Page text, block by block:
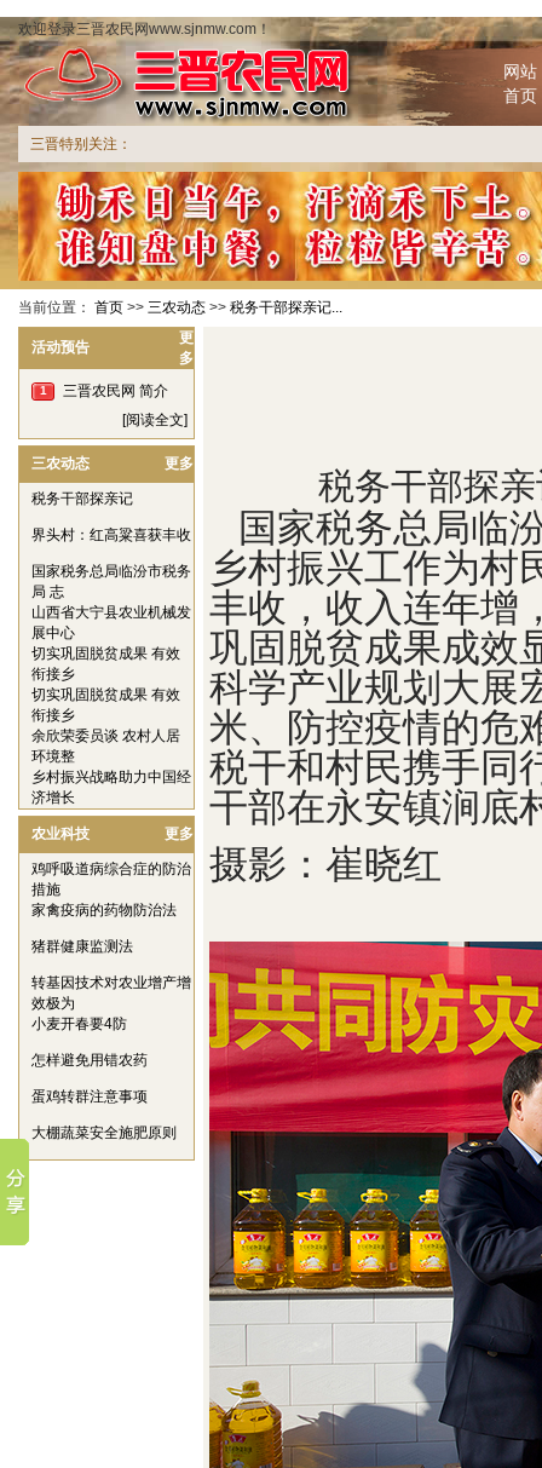
欢迎登录三晋农民网www.sjnmw.com！
网站
首页
三晋特别关注：
当前位置： 首页 >> 三农动态 >> 税务干部探亲记...
活动预告
更
多
1
三晋农民网 简介
[阅读全文]
三农动态 更多
税务干部探亲记
界头村：红高粱喜获丰收
国家税务总局临汾市税务
局 志
山西省大宁县农业机械发
展中心
切实巩固脱贫成果 有效
衔接乡
切实巩固脱贫成果 有效
衔接乡
余欣荣委员谈 农村人居
环境整
乡村振兴战略助力中国经
济增长
农业科技 更多
鸡呼吸道病综合症的防治
措施
家禽疫病的药物防治法
猪群健康监测法
转基因技术对农业增产增
效极为
小麦开春要4防
怎样避免用错农药
蛋鸡转群注意事项
大棚蔬菜安全施肥原则
税务干部探亲
国家税务总局临
乡村振兴工作为村
丰收，收入连年增
巩固脱贫成果成效
科学产业规划大展
米、防控疫情的危
税干和村民携手同
干部在永安镇涧底
摄影：崔晓红